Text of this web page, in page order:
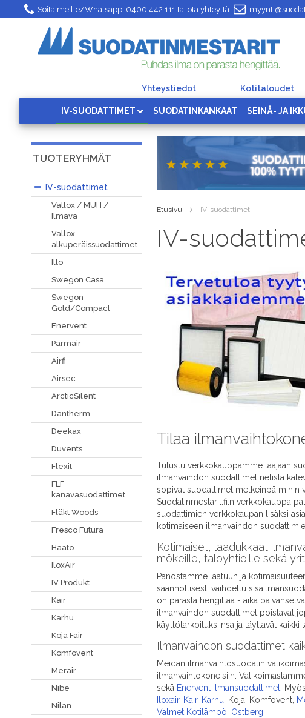
Skip
to
Content
Soita meille/Whatsapp: 0400 442 111 tai ota yhteyttä
Yhteystiedot Kotitaloudet
IV-SUODATTIMET SUODATINKANKAAT SEINÄ- JA
Etusivu IV-suodattimet
IV-
Tilaa
Tutustu verkkokauppamme laajaan
ilmanvaihdon suodattimet netistä
sopivat suodattimet melkeinpä mihin
Suodatinmestarit.fi:n verkkokauppa
suodattimien verkkokaupan lisäksi
kotimaiseen ilmanvaihdon
Kotimaiset, laadukkaat
mökeille, taloyhtiöille sekä
Panostamme laatuun ja
säännöllisesti vaihdettu
on parasta hengittää - aika
ilmanvaihdon suodattimet poistavat
käyttötarkoituksiinsa ja täyttävät kaikki
Ilmanvaihdon suodattimet
Meidän ilmanvaihtosuodatin
ilmanvaihtokoneisiin.
sekä Enervent ilmansuodattimet. Myös
Iloxair, Kair, Karhu , Koja, Komfovent,
Valmet Kotilämpö Östberg
TUOTERYHMÄT
IV-suodattimet
Vallox / MUH /
Ilmava
Vallox
alkuperäissuodattimet
Ilto
Swegon Casa
Swegon
Gold/Compact
Enervent
Parmair
Airfi
Airsec
ArcticSilent
Dantherm
Deekax
Duvents
Flexit
FLF
kanavasuodattimet
Fläkt Woods
Fresco Futura
Haato
IloxAir
IV Produkt
Kair
Karhu
Koja Fair
Komfovent
Merair
Nibe
Nilan